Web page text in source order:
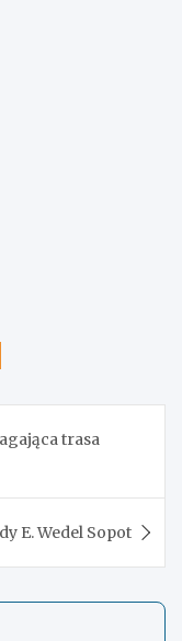
trasa
E. Wedel Sopot